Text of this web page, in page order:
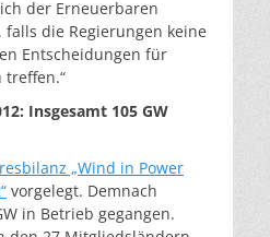
der Erneuerbaren
die Regierungen keine
Entscheidungen für
treffen.“
Insgesamt 105 GW
„Wind in Power
vorgelegt. Demnach
in Betrieb gegangen.